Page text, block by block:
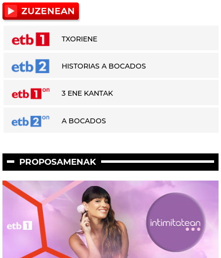
TXORIENE
HISTORIAS A BOCADOS
3 ENE KANTAK
A BOCADOS
PROPOSAMENAK